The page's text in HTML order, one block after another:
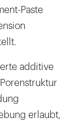
Paste
additive
erlaubt,